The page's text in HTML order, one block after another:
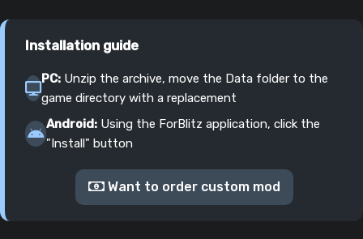
Installation guide
PC: Unzip the archive, move the Data folder to the
game directory with a replacement
Android: Using the ForBlitz application, click the
"Install" button
Want to order custom mod